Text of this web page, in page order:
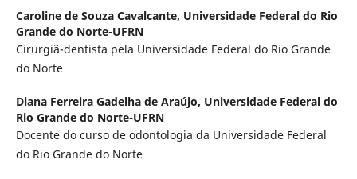
Caroline de Souza Cavalcante, Universidade Federal do Rio
Grande do Norte-UFRN
Cirurgiã-dentista pela Universidade Federal do Rio Grande
do Norte
Diana Ferreira Gadelha de Araújo, Universidade Federal do
Rio Grande do Norte-UFRN
Docente do curso de odontologia da Universidade Federal
do Rio Grande do Norte